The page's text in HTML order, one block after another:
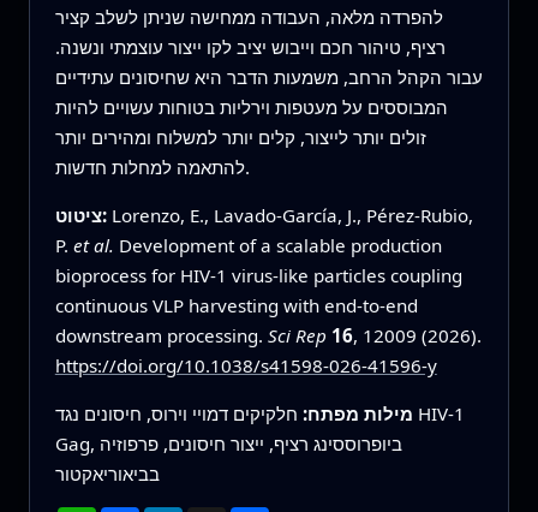
להפרדה מלאה, העבודה ממחישה שניתן לשלב קציר
רציף, טיהור חכם וייבוש יציב לקו ייצור עוצמתי ונשנה.
עבור הקהל הרחב, משמעות הדבר היא שחיסונים עתידיים
המבוססים על מעטפות וירליות בטוחות עשויים להיות
זולים יותר לייצור, קלים יותר למשלוח ומהירים יותר
להתאמה למחלות חדשות.
ציטוט: Lorenzo, E., Lavado-García, J., Pérez-Rubio,
P. et al. Development of a scalable production
bioprocess for HIV-1 virus-like particles coupling
continuous VLP harvesting with end-to-end
downstream processing. Sci Rep 16, 12009 (2026).
https://doi.org/10.1038/s41598-026-41596-y
מילות מפתח: חלקיקים דמויי וירוס, חיסונים נגד HIV-1
Gag, ביופרוססינג רציף, ייצור חיסונים, פרפוזיה
בביאוריאקטור